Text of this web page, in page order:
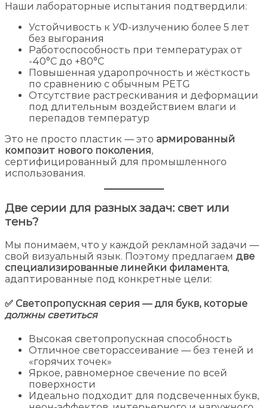
Наши лабораторные испытания подтвердили:
Устойчивость к УФ-излучению более 5 лет
без выгорания
Работоспособность при температурах от
-40°C до +80°C
Повышенная ударопрочность и жёсткость
по сравнению с обычным PETG
Отсутствие растрескивания и деформации
под длительным воздействием влаги и
перепадов температур
Это не просто пластик — это армированный
композит нового поколения,
сертифицированный для промышленного
использования.
Две серии для разных задач: свет или
тень?
Мы понимаем, что у каждой рекламной задачи —
свой визуальный язык. Поэтому предлагаем две
специализированные линейки филамента,
адаптированные под конкретные цели:
✅ Светопропускная серия — для букв, которые
должны светиться
Высокая светопропускная способность
Отличное светорассеивание — без теней и
«горячих точек»
Яркое, равномерное свечение по всей
поверхности
Идеально подходит для подсвеченных букв,